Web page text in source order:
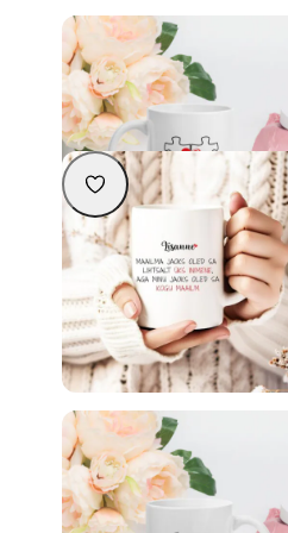
Nimedega personaliseeritav kruus
“Pusle”
19,90€
Personaliseeri
Nimega personaliseeritav kruus
„Kogu mu maailm“ (Valikus Eesti- ja
Inglise keeles)
19,90€